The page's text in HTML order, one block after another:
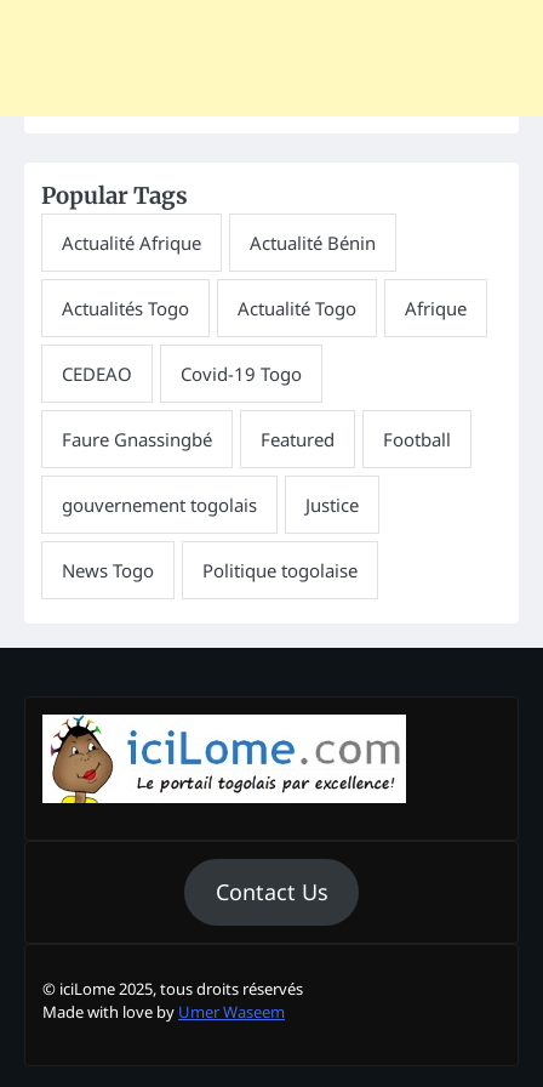
Popular Tags
Contact Us
© iciLome 2025, tous droits réservés
Made with love by Umer Waseem